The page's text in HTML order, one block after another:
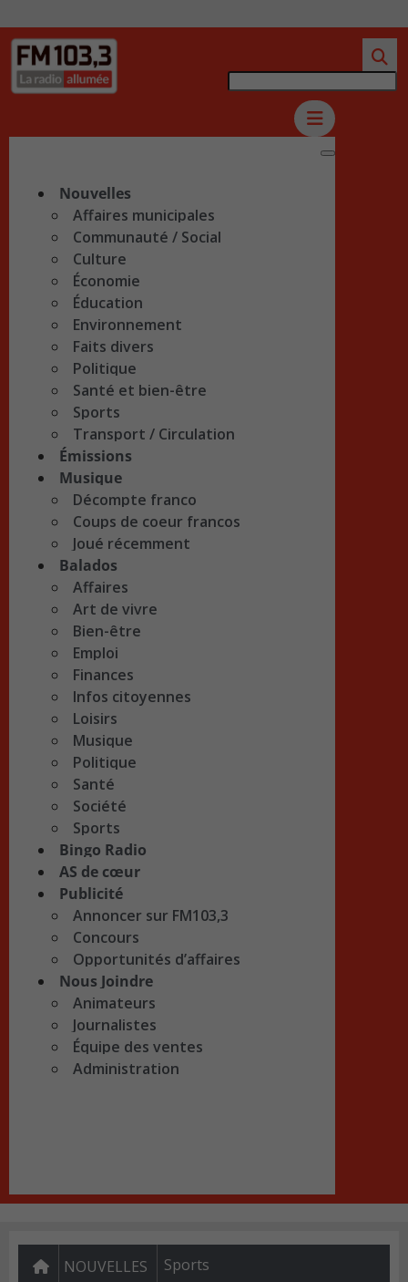
Nouvelles
Affaires municipales
Communauté / Social
Culture
Économie
Éducation
Environnement
Faits divers
Politique
Santé et bien-être
Sports
Transport / Circulation
Émissions
Musique
Décompte franco
Coups de coeur francos
Joué récemment
Balados
Affaires
Art de vivre
Bien-être
Emploi
Finances
Infos citoyennes
Loisirs
Musique
Politique
Santé
Société
Sports
Bingo Radio
AS de cœur
Publicité
Annoncer sur FM103,3
Concours
Opportunités d’affaires
Nous Joindre
Animateurs
Journalistes
Équipe des ventes
Administration
NOUVELLES Sports